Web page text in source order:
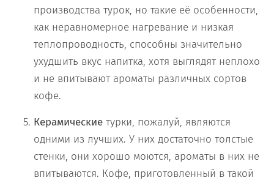
производства турок, но такие её особенности,
как неравномерное нагревание и низкая
теплопроводность, способны значительно
ухудшить вкус напитка, хотя выглядят неплохо
и не впитывают ароматы различных сортов
кофе.
Керамические турки, пожалуй, являются
одними из лучших. У них достаточно толстые
стенки, они хорошо моются, ароматы в них не
впитываются. Кофе, приготовленный в такой